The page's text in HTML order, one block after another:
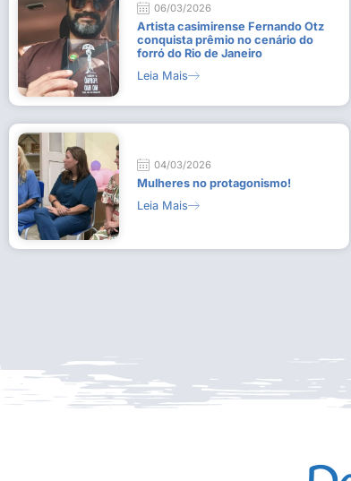
06/03/2026
Artista casimirense Fernando Otz
conquista prêmio no cenário do
forró do Rio de Janeiro
Leia Mais
04/03/2026
Mulheres no protagonismo!
Leia Mais